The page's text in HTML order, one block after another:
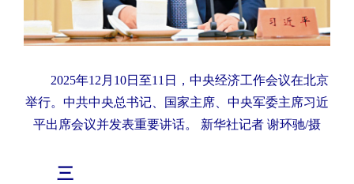
2025年12月10日至11日，中央经济工作会议在北京
举行。中共中央总书记、国家主席、中央军委主席习近
平出席会议并发表重要讲话。 新华社记者 谢环驰/摄
三